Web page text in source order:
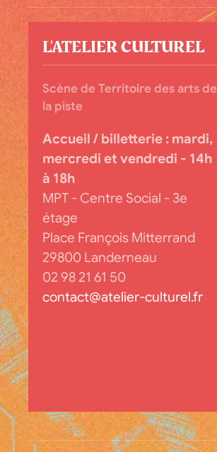
L'ATELIER CULTUREL
Scène de Territoire des arts de
la piste
Accueil / billetterie : mardi,
mercredi et vendredi - 14h
à 18h
MPT - Centre Social - 3e
étage
Place François Mitterrand
29800 Landerneau
02 98 21 61 50
contact@atelier-culturel.fr